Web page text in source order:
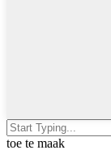
toe te maak